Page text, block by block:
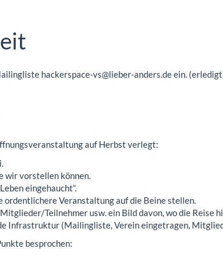
hackerspace-vs@lieber-anders.deein.
auf Herbst verlegt:
wir vorstellen können.
eingehaucht“.
ordentlichere Veranstaltung auf die Beine stellen.
Teilnehmer usw. ein Bild davon, wo die Reise
Infrastruktur (Mailingliste, Verein eingetragen,
besprochen: